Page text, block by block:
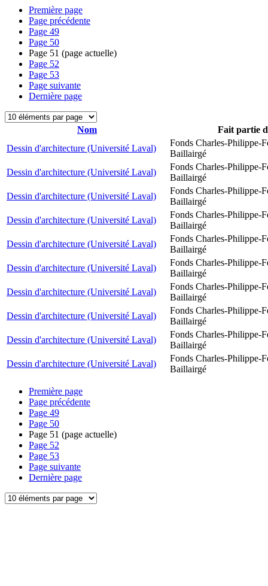
Première page
Page précédente
Page 49
Page 50
Page 51 (page actuelle)
Page 52
Page 53
Page suivante
Dernière page
Nom
Fait partie
Dessin d'architecture (Université Laval)
Fonds Charles-Philippe-
Baillairgé
Dessin d'architecture (Université Laval)
Fonds Charles-Philippe-
Baillairgé
Dessin d'architecture (Université Laval)
Fonds Charles-Philippe-
Baillairgé
Dessin d'architecture (Université Laval)
Fonds Charles-Philippe-
Baillairgé
Dessin d'architecture (Université Laval)
Fonds Charles-Philippe-
Baillairgé
Dessin d'architecture (Université Laval)
Fonds Charles-Philippe-
Baillairgé
Dessin d'architecture (Université Laval)
Fonds Charles-Philippe-
Baillairgé
Dessin d'architecture (Université Laval)
Fonds Charles-Philippe-
Baillairgé
Dessin d'architecture (Université Laval)
Fonds Charles-Philippe-
Baillairgé
Dessin d'architecture (Université Laval)
Fonds Charles-Philippe-
Baillairgé
Première page
Page précédente
Page 49
Page 50
Page 51 (page actuelle)
Page 52
Page 53
Page suivante
Dernière page